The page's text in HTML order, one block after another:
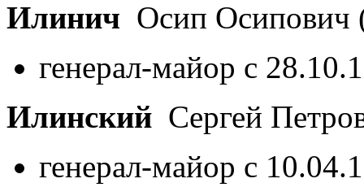
Илинич Осип Осипович
генерал-майор с
Илинский Сергей
генерал-майор с